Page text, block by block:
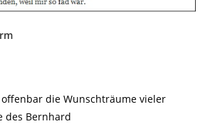
die Wunschträume vieler
des Bernhard